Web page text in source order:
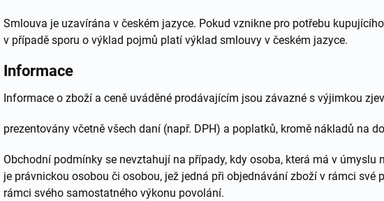
Smlouva je uzavírána v českém jazyce. Pokud vznikne pro potřebu
v případě sporu o výklad pojmů platí výklad smlouvy v českém jazyce.
Informace
Informace o zboží a ceně uváděné prodávajícím jsou závazné s výjimkou
prezentovány včetně všech daní (např. DPH) a poplatků, kromě nákladů na
Obchodní podmínky se nevztahují na případy, kdy osoba, která má v úmyslu
je právnickou osobou či osobou, jež jedná při objednávání zboží v rámci své
rámci svého samostatného výkonu povolání.